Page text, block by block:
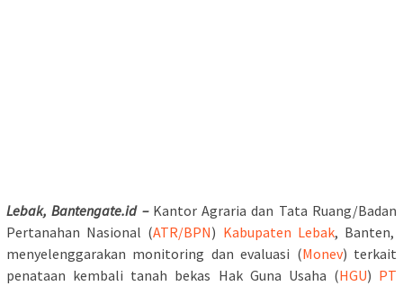
Lebak, Bantengate.id – Kantor Agraria dan Tata Ruang/Badan
Pertanahan Nasional (ATR/BPN) Kabupaten Lebak, Banten,
menyelenggarakan monitoring dan evaluasi (Monev) terkait
penataan kembali tanah bekas Hak Guna Usaha (HGU) PT